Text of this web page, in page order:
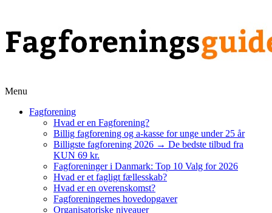
Menu
Fagforening
Hvad er en Fagforening?
Billig fagforening og a-kasse for unge under 25 år
Billigste fagforening 2026 → De bedste tilbud fra
KUN 69 kr.
Fagforeninger i Danmark: Top 10 Valg for 2026
Hvad er et fagligt fællesskab?
Hvad er en overenskomst?
Fagforeningernes hovedopgaver
Organisatoriske niveauer